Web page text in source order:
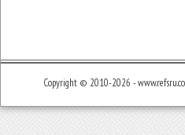
Copyright © 2010-2026 -